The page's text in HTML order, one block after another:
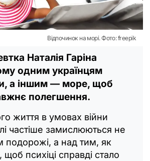
Відпочинок на морі. Фото: freepik
Наталія Гаріна
одним українцям
а іншим — море, щоб
полегшення.
життя в умовах війни
частіше замислюються не
подорожі, а над тим, як
щоб психіці справді стало